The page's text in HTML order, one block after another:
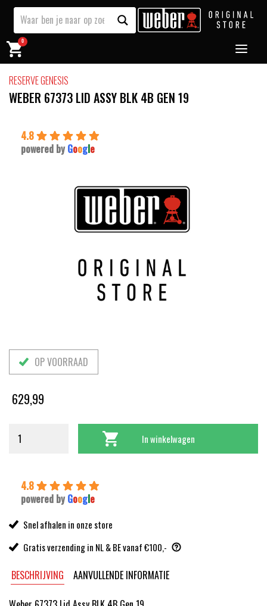
0
RESERVE GENESIS
WEBER 67373 LID ASSY BLK 4B GEN 19
4.8
powered by Google
OP VOORRAAD
629,99
In winkelwagen
4.8
powered by Google
Snel afhalen in onze store
Gratis verzending in NL & BE vanaf €100,-
BESCHRIJVING AANVULLENDE INFORMATIE